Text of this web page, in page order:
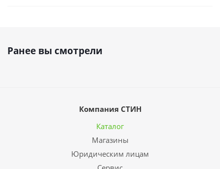
Ранее вы смотрели
Компания СТИН
Каталог
Магазины
Юридическим лицам